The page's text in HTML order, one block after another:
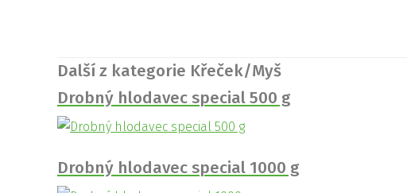
Další z kategorie Křeček/Myš
Drobný hlodavec special 500 g
Drobný hlodavec special 1000 g